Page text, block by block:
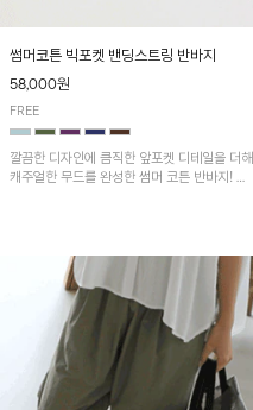
썸머코튼 빅포켓 밴딩스트링 반바지
58,000원
FREE
깔끔한 디자인에 큼직한 앞포켓 디테일을 더해
캐주얼한 무드를 완성한 썸머 코튼 반바지! 허